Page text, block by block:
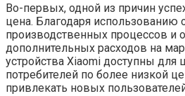
Во-первых, одной из причин
цена. Благодаря использованию
производственных процессов и
дополнительных расходов на
устройства Xiaomi доступны для
потребителей по более низкой
привлекать новых